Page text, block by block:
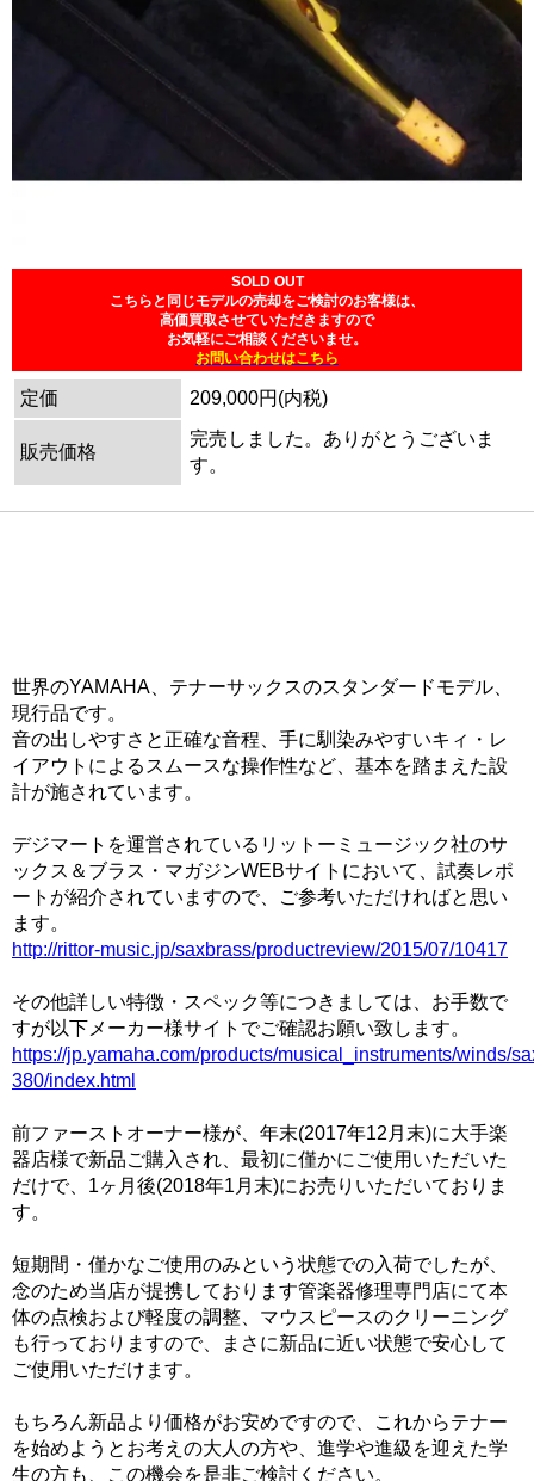
SOLD OUT
こちらと同じモデルの売却をご検討のお客様は、
高価買取させていただきますので
お気軽にご相談くださいませ。
お問い合わせはこちら
定価 209,000円(内税)
販売価格
完売しました。ありがとうございま
す。
世界のYAMAHA、テナーサックスのスタンダードモデル、
現行品です。
音の出しやすさと正確な音程、手に馴染みやすいキィ・レ
イアウトによるスムースな操作性など、基本を踏まえた設
計が施されています。
デジマートを運営されているリットーミュージック社のサ
ックス＆ブラス・マガジンWEBサイトにおいて、試奏レポ
ートが紹介されていますので、ご参考いただければと思い
ます。
http://rittor-music.jp/saxbrass/productreview/2015/07/10417
その他詳しい特徴・スペック等につきましては、お手数で
すが以下メーカー様サイトでご確認お願い致します。
https://jp.yamaha.com/products/musical_instruments/winds/
380/index.html
前ファーストオーナー様が、年末(2017年12月末)に大手楽
器店様で新品ご購入され、最初に僅かにご使用いただいた
だけで、1ヶ月後(2018年1月末)にお売りいただいておりま
す。
短期間・僅かなご使用のみという状態での入荷でしたが、
念のため当店が提携しております管楽器修理専門店にて本
体の点検および軽度の調整、マウスピースのクリーニング
も行っておりますので、まさに新品に近い状態で安心して
ご使用いただけます。
もちろん新品より価格がお安めですので、これからテナー
を始めようとお考えの大人の方や、進学や進級を迎えた学
生の方も、この機会を是非ご検討ください。